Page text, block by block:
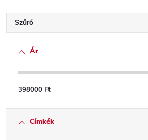
Szűrő
Ár
398000 Ft
Címkék